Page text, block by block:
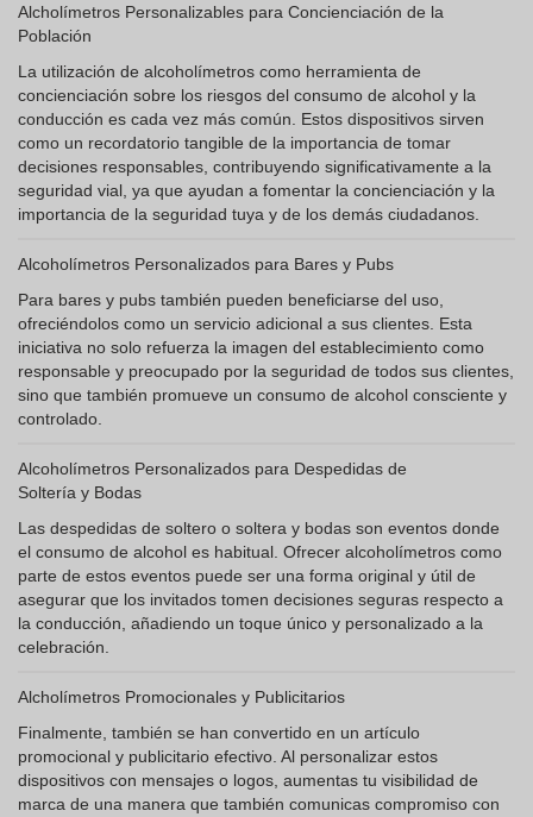
Alcholímetros Personalizables para Concienciación de la
Población
La utilización de alcoholímetros como herramienta de
concienciación sobre los riesgos del consumo de alcohol y la
conducción es cada vez más común. Estos dispositivos sirven
como un recordatorio tangible de la importancia de tomar
decisiones responsables, contribuyendo significativamente a la
seguridad vial, ya que ayudan a fomentar la concienciación y la
importancia de la seguridad tuya y de los demás ciudadanos.
Alcoholímetros Personalizados para Bares y Pubs
Para bares y pubs también pueden beneficiarse del uso,
ofreciéndolos como un servicio adicional a sus clientes. Esta
iniciativa no solo refuerza la imagen del establecimiento como
responsable y preocupado por la seguridad de todos sus clientes,
sino que también promueve un consumo de alcohol consciente y
controlado.
Alcoholímetros Personalizados para Despedidas de
Soltería y Bodas
Las despedidas de soltero o soltera y bodas son eventos donde
el consumo de alcohol es habitual. Ofrecer alcoholímetros como
parte de estos eventos puede ser una forma original y útil de
asegurar que los invitados tomen decisiones seguras respecto a
la conducción, añadiendo un toque único y personalizado a la
celebración.
Alcholímetros Promocionales y Publicitarios
Finalmente, también se han convertido en un artículo
promocional y publicitario efectivo. Al personalizar estos
dispositivos con mensajes o logos, aumentas tu visibilidad de
marca de una manera que también comunicas compromiso con